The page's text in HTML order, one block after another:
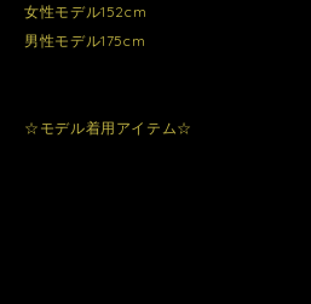
女性モデル152cm
男性モデル175cm
☆モデル着用アイテム☆